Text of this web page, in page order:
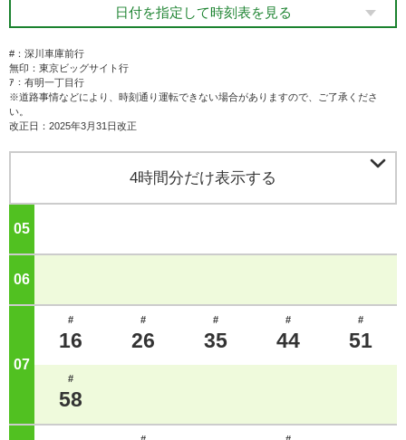
日付を指定して時刻表を見る
#：深川車庫前行
無印：東京ビッグサイト行
ｱ：有明一丁目行
※道路事情などにより、時刻通り運転できない場合がありますので、ご了承くださ
い。
改正日：2025年3月31日改正
4時間分だけ表示する 
05
06
07 ジ
#
16
#
26
#
35
#
44
#
51
#
58